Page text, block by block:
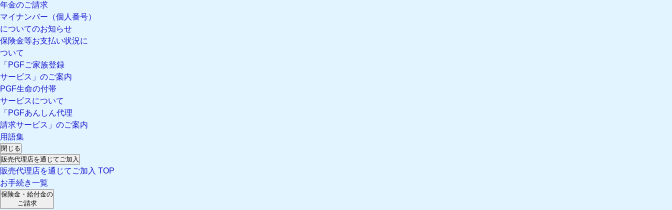
年金のご請求
マイナンバー（個人番号）
についてのお知らせ
保険金等お支払い状況に
ついて
「PGFご家族登録
サービス」のご案内
PGF生命の付帯
サービスについて
「PGFあんしん代理
請求サービス」のご案内
用語集
閉じる
販売代理店を通じてご加入
販売代理店を通じてご加入 TOP
お手続き一覧
保険金・給付金の
ご請求